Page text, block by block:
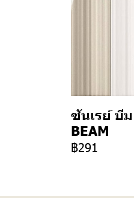
ซันเรย์ บีม
BEAM
฿291